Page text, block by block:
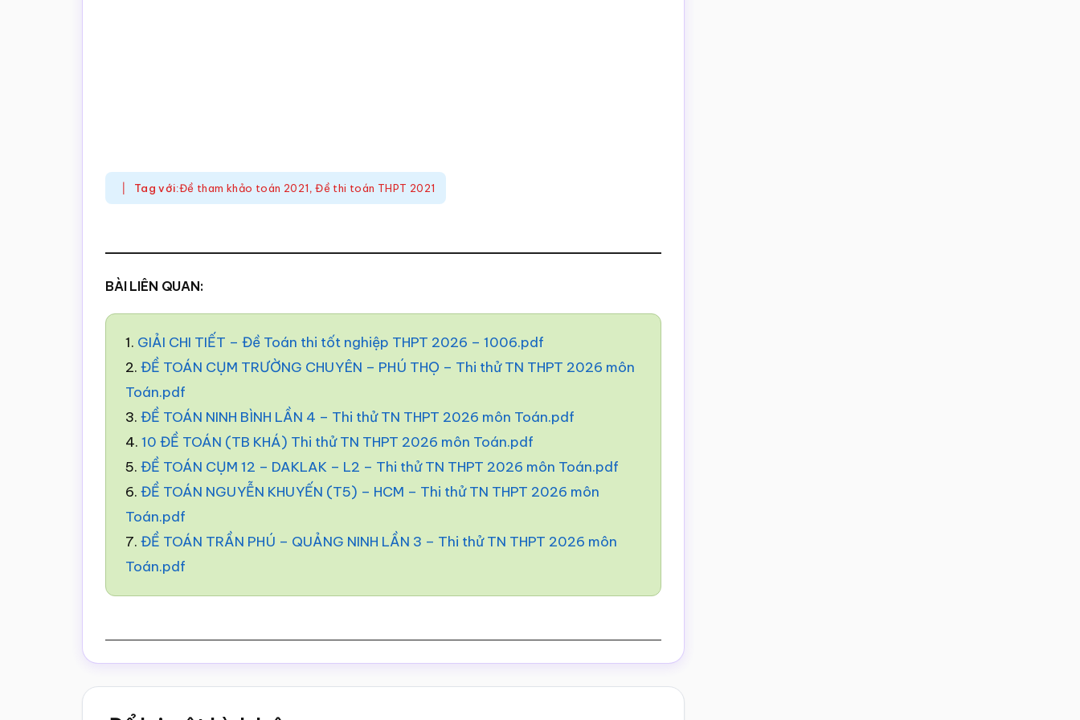
Tag với:Đề tham khảo toán 2021,Đề thi toán THPT 2021
BÀI LIÊN QUAN:
1. GIẢI CHI TIẾT – Đề Toán thi tốt nghiệp THPT 2026 – 1006.pdf
2. ĐỀ TOÁN CỤM TRƯỜNG CHUYÊN – PHÚ THỌ – Thi thử TN THPT 2026 môn
Toán.pdf
3. ĐỀ TOÁN NINH BÌNH LẦN 4 – Thi thử TN THPT 2026 môn Toán.pdf
4. 10 ĐỀ TOÁN (TB KHÁ) Thi thử TN THPT 2026 môn Toán.pdf
5. ĐỀ TOÁN CỤM 12 – DAKLAK – L2 – Thi thử TN THPT 2026 môn Toán.pdf
6. ĐỀ TOÁN NGUYỄN KHUYẾN (T5) – HCM – Thi thử TN THPT 2026 môn
Toán.pdf
7. ĐỀ TOÁN TRẦN PHÚ – QUẢNG NINH LẦN 3 – Thi thử TN THPT 2026 môn
Toán.pdf
Reader